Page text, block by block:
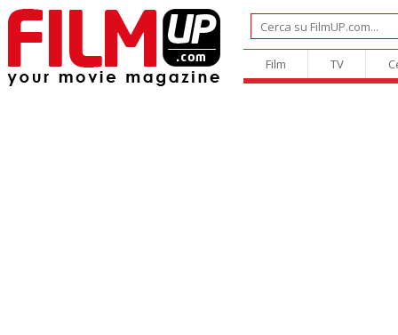
Film TV